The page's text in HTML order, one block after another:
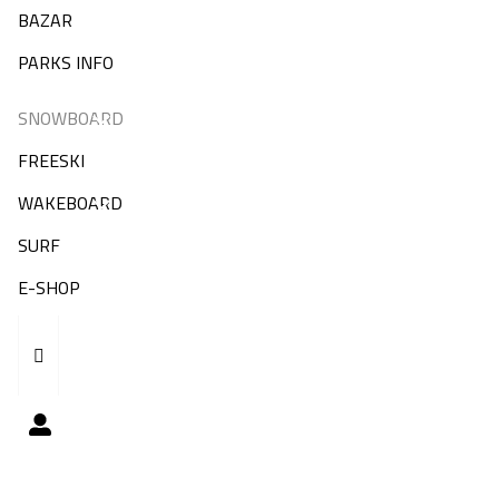
BAZAR
PARKS INFO
SNOWBOARD
FREESKI
WAKEBOARD
SURF
E-SHOP